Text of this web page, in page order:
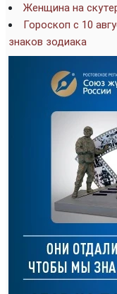
Женщина на
Гороскоп с 10
знаков зодиака